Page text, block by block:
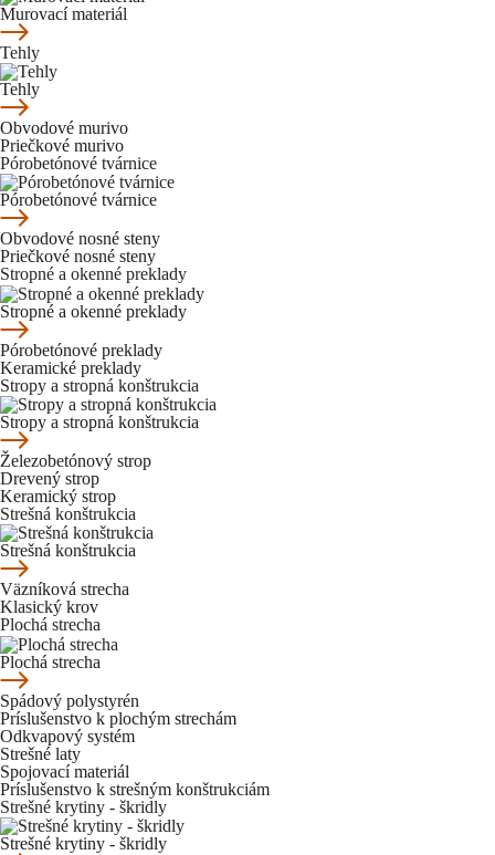
Murovací materiál
Tehly
Tehly
Obvodové murivo
Priečkové murivo
Pórobetónové tvárnice
Pórobetónové tvárnice
Obvodové nosné steny
Priečkové nosné steny
Stropné a okenné preklady
Stropné a okenné preklady
Pórobetónové preklady
Keramické preklady
Stropy a stropná konštrukcia
Stropy a stropná konštrukcia
Železobetónový strop
Drevený strop
Keramický strop
Strešná konštrukcia
Strešná konštrukcia
Väzníková strecha
Klasický krov
Plochá strecha
Plochá strecha
Spádový polystyrén
Príslušenstvo k plochým strechám
Odkvapový systém
Strešné laty
Spojovací materiál
Príslušenstvo k strešným konštrukciám
Strešné krytiny - škridly
Strešné krytiny - škridly